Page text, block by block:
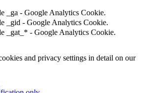
_ga - Google Analytics Cookie.
_gid - Google Analytics Cookie.
_gat_* - Google Analytics Cookie.
and privacy settings in detail on our